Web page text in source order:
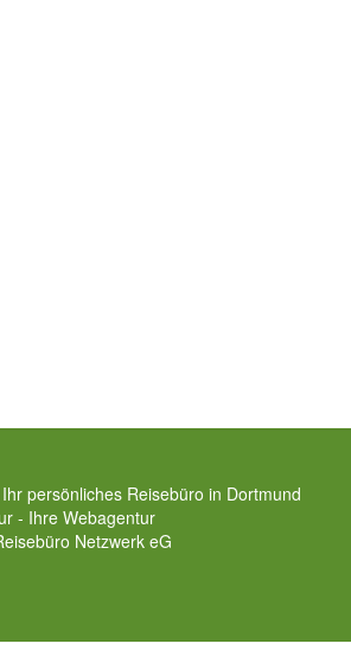
persönliches Reisebüro in Dortmund
- Ihre Webagentur
Netzwerk eG